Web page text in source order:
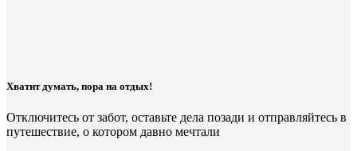
Хватит думать, пора на отдых!
Отключитесь от забот, оставьте дела позади и отправляйтесь в
путешествие, о котором давно мечтали